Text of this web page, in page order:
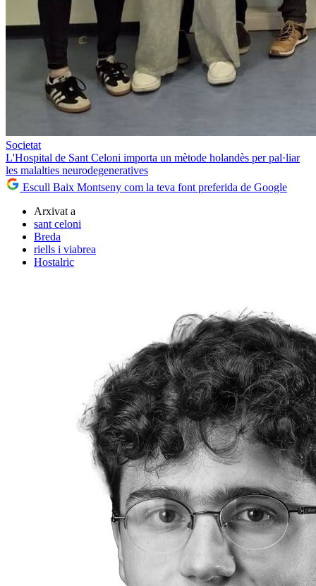
Societat
L'Hospital de Sant Celoni importa un mètode holandès per pal·liar
les malalties neurodegeneratives
Escull Baix Montseny com la teva font preferida de Google
Arxivat a
sant celoni
Breda
riells i viabrea
Hostalric